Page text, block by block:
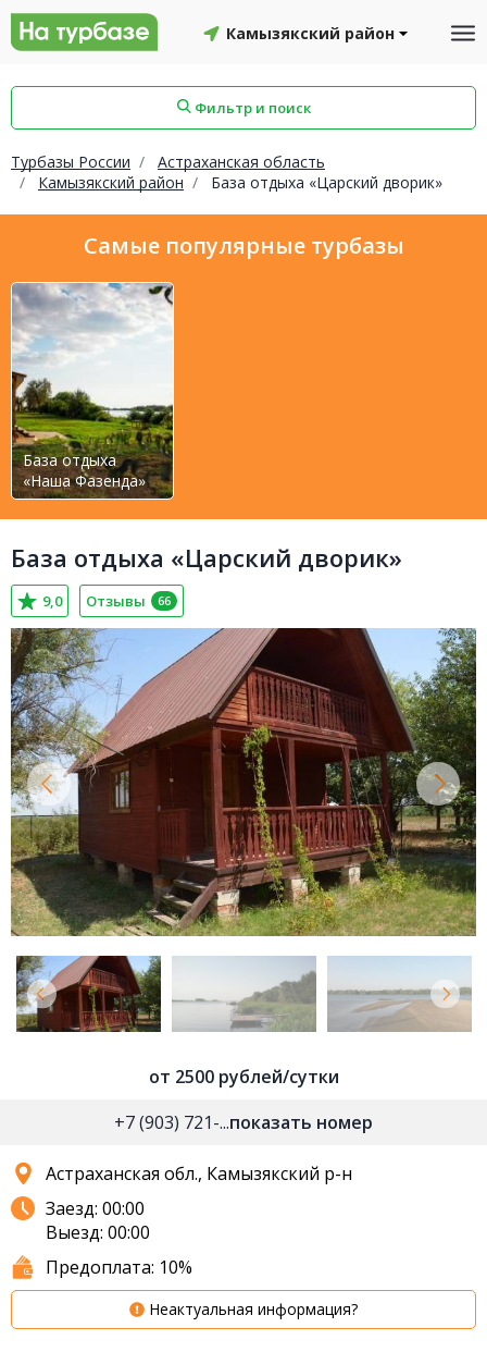
Камызякский район
Фильтр и поиск
Турбазы России
Астраханская область
Камызякский район
База отдыха «Царский дворик»
Самые популярные турбазы
База отдыха
«Наша Фазенда»
База отдыха «Царский дворик»
9,0 Отзывы 66
от 2500 рублей/сутки
+7 (903) 721-...показать номер
Астраханская обл., Камызякский р-н
Заезд: 00:00
Выезд: 00:00
Предоплата: 10%
Неактуальная информация?
Смоленский район Топчихинский район
Красноборский район
Северодвинск